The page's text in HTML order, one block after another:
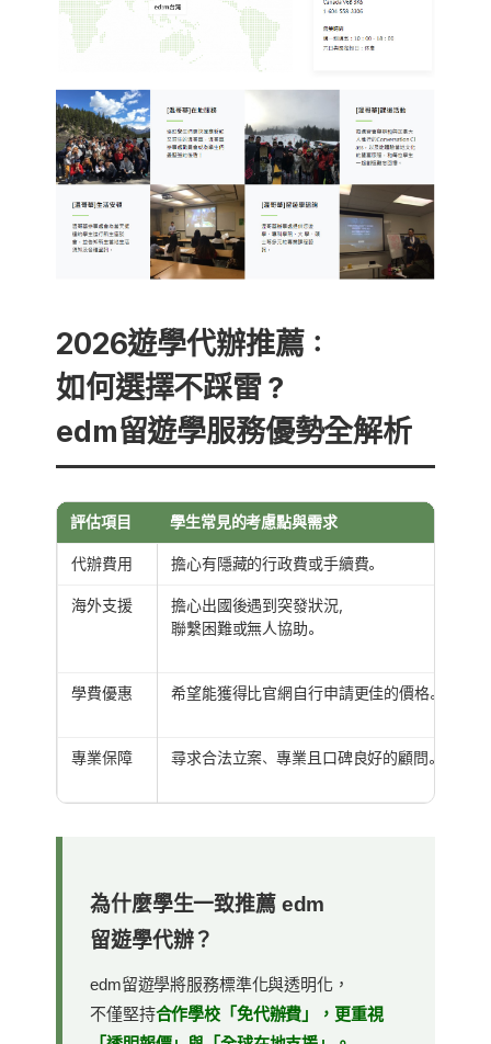
2026遊學代辦推薦：
如何選擇不踩雷？
edm留遊學服務優勢全解析
評估項目 學生常見的考慮點與需求
代辦費用 擔心有隱藏的行政費或手續費。
海外支援
擔心出國後遇到突發狀況，
聯繫困難或無人協助。
學費優惠 希望能獲得比官網自行申請更佳的價格。
專業保障 尋求合法立案、專業且口碑良好的顧問。
為什麼學生一致推薦 edm
留遊學代辦？
edm留遊學將服務標準化與透明化，
不僅堅持合作學校「免代辦費」，更重視